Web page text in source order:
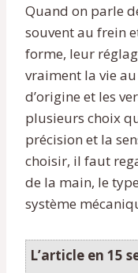
Quand on parle
souvent au frein
forme, leur
vraiment la vie
d’origine et les
plusieurs choix
précision et la
choisir, il faut
de la main, le
système
L’article en 15